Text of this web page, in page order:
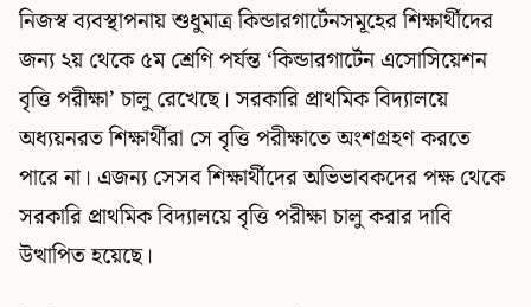
নিজস্ব ব্যবস্থাপনায় শুধুমাত্র কিন্ডারগার্টেনসমূহের শিক্ষার্থীদের
জন্য ২য় থেকে ৫ম শ্রেণি পর্যন্ত ‘কিন্ডারগার্টেন এসোসিয়েশন
বৃত্তি পরীক্ষা’ চালু রেখেছে। সরকারি প্রাথমিক বিদ্যালয়ে
অধ্যয়নরত শিক্ষার্থীরা সে বৃত্তি পরীক্ষাতে অংশগ্রহণ করতে
পারে না। এজন্য সেসব শিক্ষার্থীদের অভিভাবকদের পক্ষ থেকে
সরকারি প্রাথমিক বিদ্যালয়ে বৃত্তি পরীক্ষা চালু করার দাবি
উত্থাপিত হয়েছে।